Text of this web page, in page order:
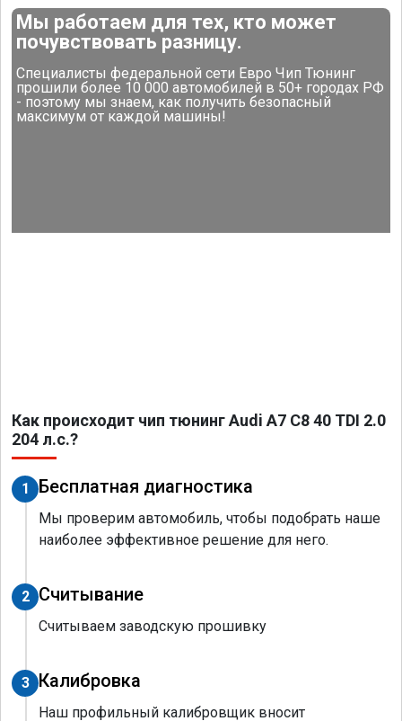
Мы работаем для тех, кто может
почувствовать разницу.
Специалисты федеральной сети Евро Чип Тюнинг
прошили более 10 000 автомобилей в 50+ городах РФ
- поэтому мы знаем, как получить безопасный
максимум от каждой машины!
Как происходит чип тюнинг Audi A7 C8 40 TDI 2.0
204 л.с.?
1 Бесплатная диагностика
Мы проверим автомобиль, чтобы подобрать наше
наиболее эффективное решение для него.
2 Считывание
Считываем заводскую прошивку
3 Калибровка
Наш профильный калибровщик вносит